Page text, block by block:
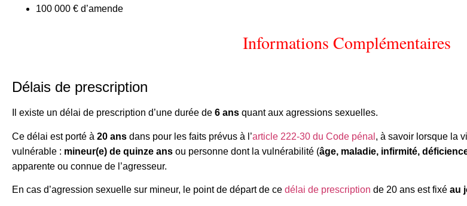
100 000 € d’amende
Informations Complémentaires
Délais de prescription
Il existe un délai de prescription d’une durée de 6 ans quant aux agressions sexuelles.
Ce délai est porté à 20 ans dans pour les faits prévus à l’article 222-30 du Code pénal , à savoir lorsque la
vulnérable : mineur(e) de quinze ans ou personne dont la vulnérabilité (âge, maladie, infirmité,
apparente ou connue de l’agresseur.
En cas d’agression sexuelle sur mineur, le point de départ de ce délai de prescription de 20 ans est fixé au